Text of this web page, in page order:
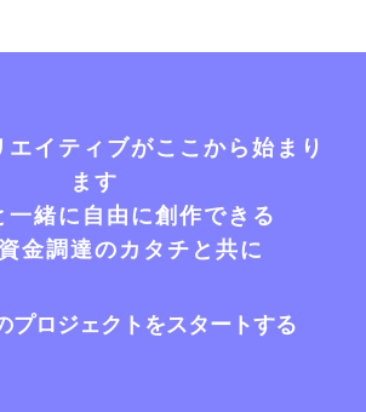
イティブがここから始まり
ます
一緒に自由に創作できる
金調達のカタチと共に
プロジェクトをスタートする